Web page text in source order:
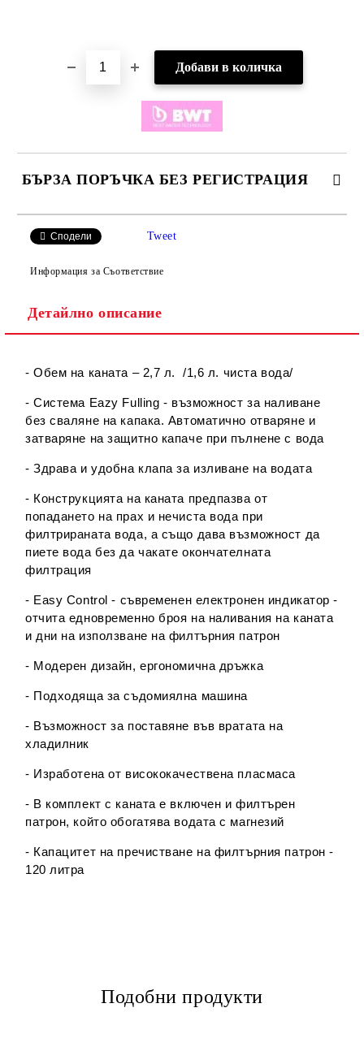
БЪРЗА ПОРЪЧКА БЕЗ РЕГИСТРАЦИЯ
Ние ще се свържем с вас в рамките на работния ден.
Сподели Tweet
Информация за Съответствие
Детайлно описание
- Обем на каната – 2,7 л. /1,6 л. чиста вода/
- Система Eazy Fulling - възможност за наливане
без сваляне на капака. Автоматично отваряне и
затваряне на защитно капаче при пълнене с вода
- Здрава и удобна клапа за изливане на водата
- Конструкцията на каната предпазва от
попадането на прах и нечиста вода при
филтрираната вода, а също дава възможност да
пиете вода без да чакате окончателната
филтрация
- Easy Control - съвременен електронен индикатор -
отчита едновременно броя на наливания на каната
и дни на използване на филтърния патрон
- Модерен дизайн, ергономична дръжка
- Подходяща за съдомиялна машина
- Възможност за поставяне във вратата на
хладилник
- Изработена от висококачествена пласмаса
- В комплект с каната е включен и филтърен
патрон, който обогатява водата с магнезий
- Капацитет на пречистване на филтърния патрон -
120 литра
Подобни продукти